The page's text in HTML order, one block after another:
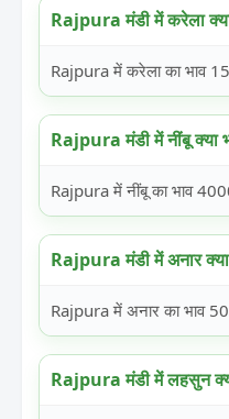
Rajpura मंडी में करेला
Rajpura में करेला का भाव
Rajpura मंडी में नींबू क्या
Rajpura में नींबू का भाव
Rajpura मंडी में अनार
Rajpura में अनार का भाव
Rajpura मंडी में लहसुन